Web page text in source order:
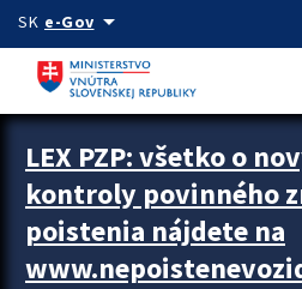
Preskocit na hlavný obsah
SK e-Govarrow_drop_down
Zastavit automatický posun upútavok
LEX PZP: všetko o
kontroly povinného
poistenia nájdete na